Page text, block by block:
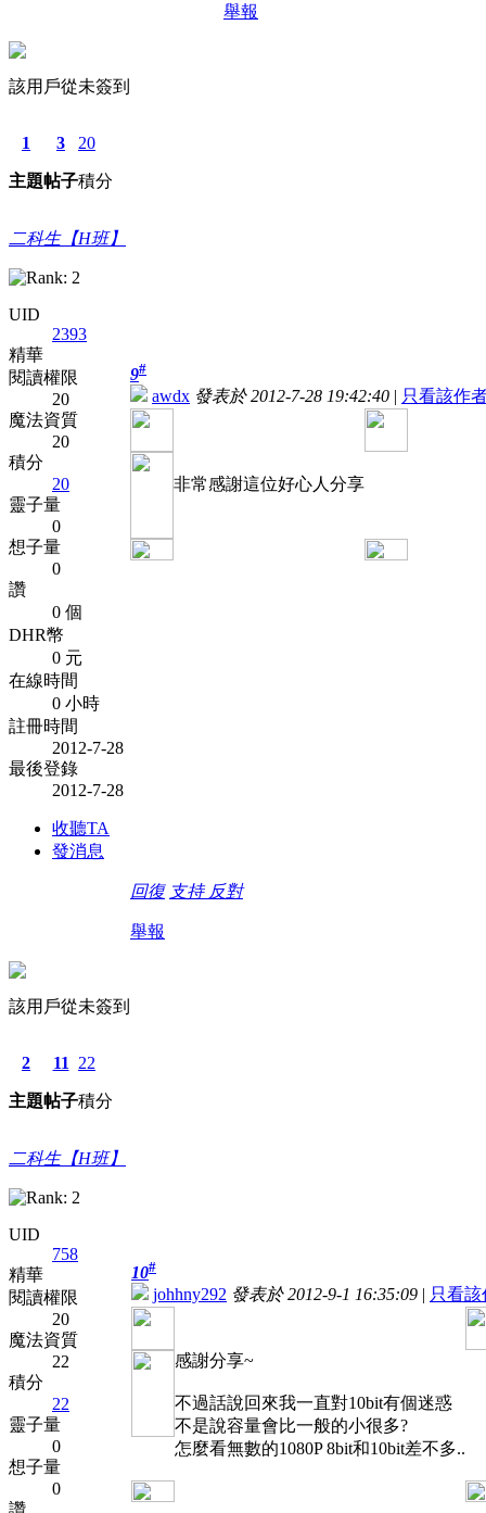
舉報
該用戶從未簽到
1
主題
3
帖子
20
積分
二科生【H班】
UID
2393
精華
閱讀權限
20
魔法資質
20
積分
20
靈子量
0
想子量
0
讚
0 個
DHR幣
0 元
在線時間
0 小時
註冊時間
2012-7-28
最後登錄
2012-7-28
收聽TA
發消息
9#
awdx 發表於 2012-7-28 19:42:40 | 只看該作
非常感謝這位好心人分享
回復 支持 反對
舉報
該用戶從未簽到
2
主題
11
帖子
22
積分
二科生【H班】
UID
758
精華
閱讀權限
20
魔法資質
22
積分
22
靈子量
0
想子量
0
讚
10#
johhny292 發表於 2012-9-1 16:35:09 | 只看該
感謝分享~
不過話說回來我一直對10bit有個迷惑
不是說容量會比一般的小很多?
怎麼看無數的1080P 8bit和10bit差不多..